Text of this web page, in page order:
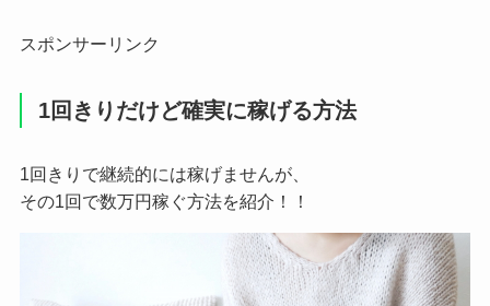
スポンサーリンク
1回きりだけど確実に稼げる方法
1回きりで継続的には稼げませんが、
その1回で数万円稼ぐ方法を紹介！！